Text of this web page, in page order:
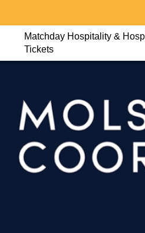
Matchday Hospitality &
Tickets